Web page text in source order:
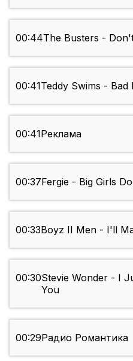
00:44The Busters -
00:41Teddy Swims - Bad
00:41Реклама
00:37Fergie - Big Girls
00:33Boyz II Men - I'll
00:30Stevie Wonder - I
You
00:29Радио Романтика